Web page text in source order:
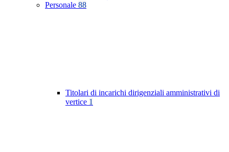
Personale 88
Titolari di incarichi dirigenziali amministrativi di
vertice 1